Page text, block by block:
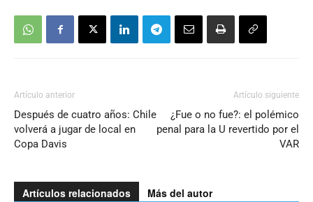
Artículo anterior
Después de cuatro años: Chile
volverá a jugar de local en
Copa Davis
Artículo siguiente
¿Fue o no fue?: el polémico
penal para la U revertido por el
VAR
Artículos relacionados Más del autor